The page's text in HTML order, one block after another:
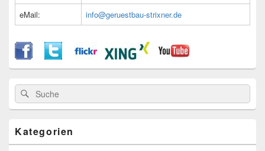
eMail:
info@geruestbau-strixner.de
Suche
nach:
Suche
Kategorien